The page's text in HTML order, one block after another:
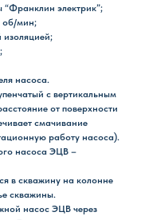
электрик”;
об/мин;
изоляцией;
насоса.
с вертикальным
от поверхности
смачивание
работу насоса).
насоса ЭЦВ –
в скважину на колонне
скважины.
насос ЭЦВ через